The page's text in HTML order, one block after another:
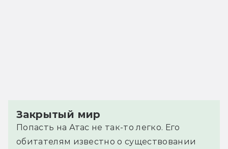
Закрытый мир
Попасть на Атас не так-то легко. Его
обитателям известно о существовании